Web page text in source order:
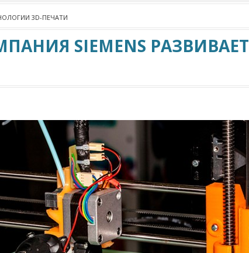
3D-ПЕЧАТИ
SIEMENS РАЗВИВАЕТ